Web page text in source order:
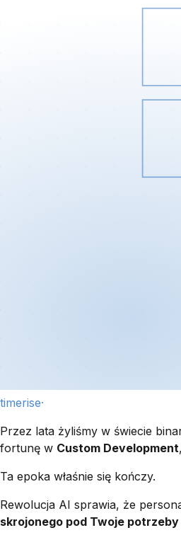
timerise·
Przez lata żyliśmy w świecie
fortunę w Custom Development
Ta epoka właśnie się kończy.
Rewolucja AI sprawia, że
skrojonego pod Twoje potrzeby